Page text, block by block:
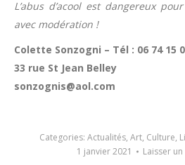
L’abus d’acool est dangereux
avec modération !
Colette Sonzogni – Tél : 06 74 15
33 rue St Jean Belley
sonzognis@aol.com
Categories: Actualités, Art, Culture,
1 janvier 2021
Laisser